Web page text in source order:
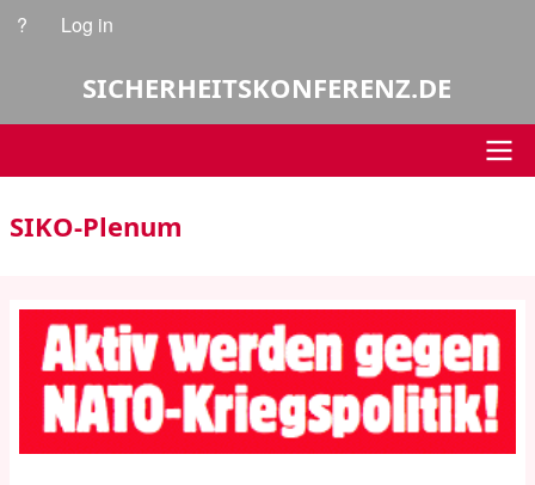
Skip
User
account
menu
? Log in
SICHERHEITSKONFERENZ.DE
SIKO-Plenum